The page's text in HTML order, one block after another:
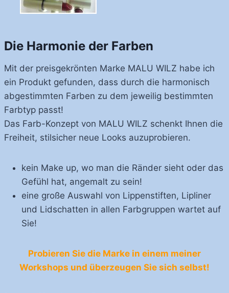
Die Harmonie der Farben
Mit der preisgekrönten Marke MALU WILZ habe ich
ein Produkt gefunden, dass durch die harmonisch
abgestimmten Farben zu dem jeweilig bestimmten
Farbtyp passt!
Das Farb-Konzept von MALU WILZ schenkt Ihnen die
Freiheit, stilsicher neue Looks auzuprobieren.
kein Make up, wo man die Ränder sieht oder das
Gefühl hat, angemalt zu sein!
eine große Auswahl von Lippenstiften, Lipliner
und Lidschatten in allen Farbgruppen wartet auf
Sie!
Probieren Sie die Marke in einem meiner
Workshops und überzeugen Sie sich selbst!